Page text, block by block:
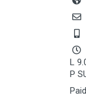
L
P